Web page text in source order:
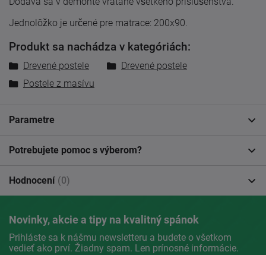
Jednolôžko je určené pre matrace: 200x90.
Produkt sa nachádza v kategóriách:
Drevené postele
Drevené postele
Postele z masívu
Parametre
Potrebujete pomoc s výberom?
Hodnocení (0)
Novinky, akcie a tipy na kvalitný spánok
Prihláste sa k nášmu newsletteru a budete o všetkom
vedieť ako prví. Žiadny spam. Len prínosné informácie.